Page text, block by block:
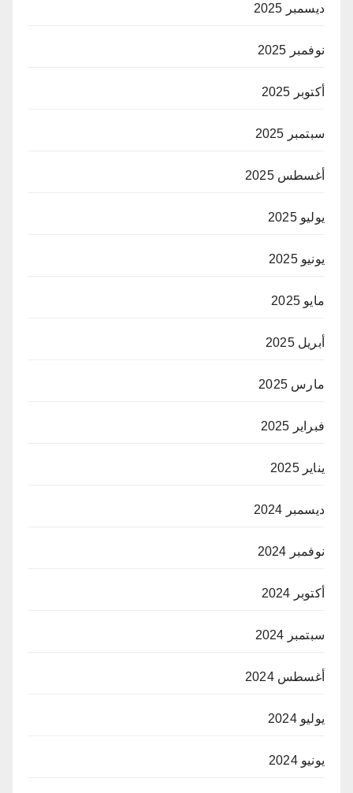
ديسمبر 2025
نوفمبر 2025
أكتوبر 2025
سبتمبر 2025
أغسطس 2025
يوليو 2025
يونيو 2025
مايو 2025
أبريل 2025
مارس 2025
فبراير 2025
يناير 2025
ديسمبر 2024
نوفمبر 2024
أكتوبر 2024
سبتمبر 2024
أغسطس 2024
يوليو 2024
يونيو 2024